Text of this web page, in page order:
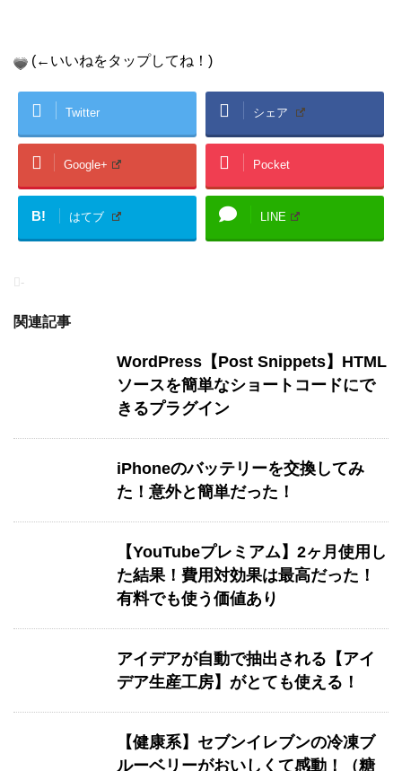
(←いいねをタップしてね！)
Twitter シェア
Google+ Pocket
B! はてブ LINE
-
関連記事
WordPress【Post Snippets】HTML
ソースを簡単なショートコードにで
きるプラグイン
iPhoneのバッテリーを交換してみ
た！意外と簡単だった！
【YouTubeプレミアム】2ヶ月使用し
た結果！費用対効果は最高だった！
有料でも使う価値あり
アイデアが自動で抽出される【アイ
デア生産工房】がとても使える！
【健康系】セブンイレブンの冷凍ブ
ルーベリーがおいしくて感動！（糖